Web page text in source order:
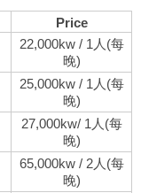
Price
22,000kw / 1人(每
晚)
25,000kw / 1人(每
晚)
27,000kw/ 1人(每
晚)
65,000kw / 2人(每
晚)